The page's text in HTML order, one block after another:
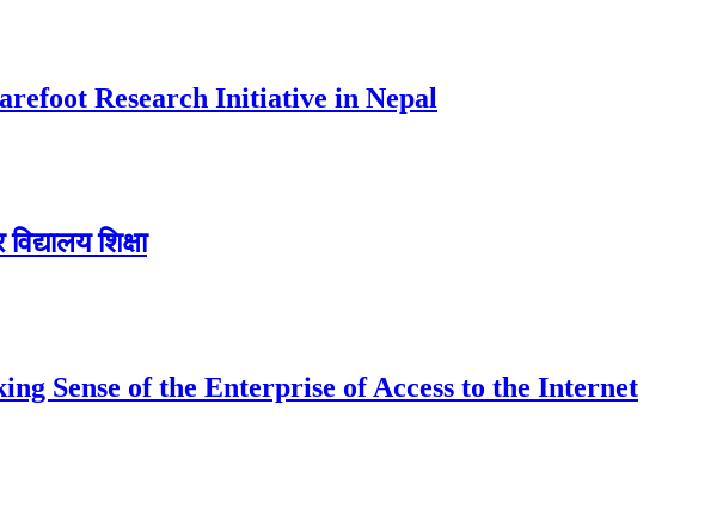
Research Initiative in Nepal
शिक्षा
Sense of the Enterprise of Access to the Internet